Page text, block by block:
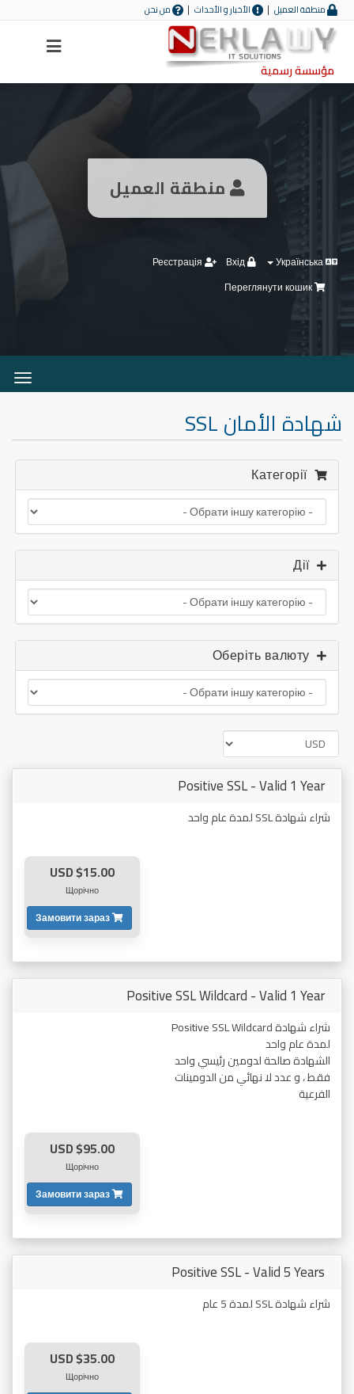
منطقة العميل الأخبار و الأحداث من نحن
مؤسسة رسمية
منطقة العميل
Переглянути кошик
شهادة الأمان SSL
Категорії
Дії
Positive SSL - Valid 1 Year
شراء شهادة SSL لمدة عام واحد
$15.00 USD
Щорічно
Замовити зараз
Positive SSL Wildcard - Valid 1 Year
شراء شهادة Positive SSL Wildcard
لمدة عام واحد
الشهادة صالحة لدومين رئيسي واحد
فقط ، و عدد لا نهائي من الدومينات
الفرعية
$95.00 USD
Щорічно
Замовити зараз
Positive SSL - Valid 5 Years
شراء شهادة SSL لمدة 5 عام
$35.00 USD
Щорічно